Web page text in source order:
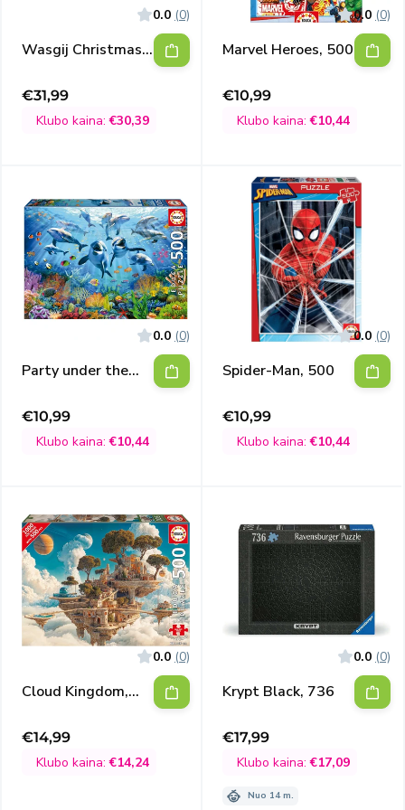
0.0 (0)
Wasgij Christmas
Išpardavimo
kaina
€31,99
Klubo kaina:€30,39
0.0 (0)
Marvel Heroes, 500
Išpardavimo
kaina
€10,99
Klubo kaina:€10,44
0.0 (0)
Party under the
Išpardavimo
kaina
€10,99
Klubo kaina:€10,44
0.0 (0)
Spider-Man, 500
Išpardavimo
kaina
€10,99
Klubo kaina:€10,44
0.0 (0)
Cloud Kingdom,
Išpardavimo
kaina
€14,99
Klubo kaina:€14,24
0.0 (0)
Krypt Black, 736
Išpardavimo
kaina
€17,99
Klubo kaina:€17,09
Nuo 14 m.